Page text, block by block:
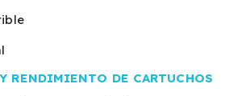
RENDIMIENTO DE CARTUCHOS